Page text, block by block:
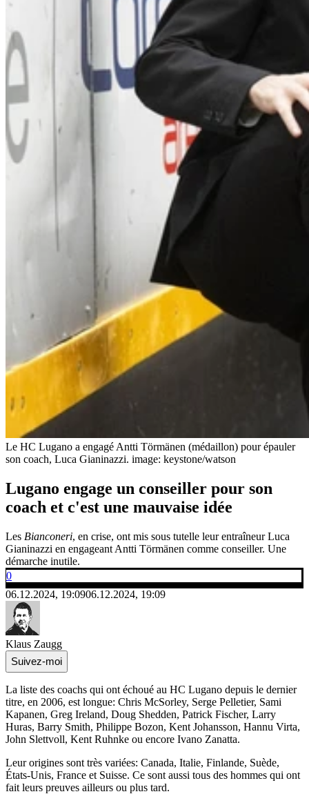
Le HC Lugano a engagé Antti Törmänen (médaillon) pour épauler
son coach, Luca Gianinazzi. image: keystone/watson
Lugano engage un conseiller pour son
coach et c'est une mauvaise idée
Les Bianconeri, en crise, ont mis sous tutelle leur entraîneur Luca
Gianinazzi en engageant Antti Törmänen comme conseiller. Une
démarche inutile.
0
06.12.2024, 19:0906.12.2024, 19:09
Klaus Zaugg
Suivez-moi
La liste des coachs qui ont échoué au HC Lugano depuis le dernier
titre, en 2006, est longue: Chris McSorley, Serge Pelletier, Sami
Kapanen, Greg Ireland, Doug Shedden, Patrick Fischer, Larry
Huras, Barry Smith, Philippe Bozon, Kent Johansson, Hannu Virta,
John Slettvoll, Kent Ruhnke ou encore Ivano Zanatta.
Leur origines sont très variées: Canada, Italie, Finlande, Suède,
États-Unis, France et Suisse. Ce sont aussi tous des hommes qui ont
fait leurs preuves ailleurs ou plus tard.